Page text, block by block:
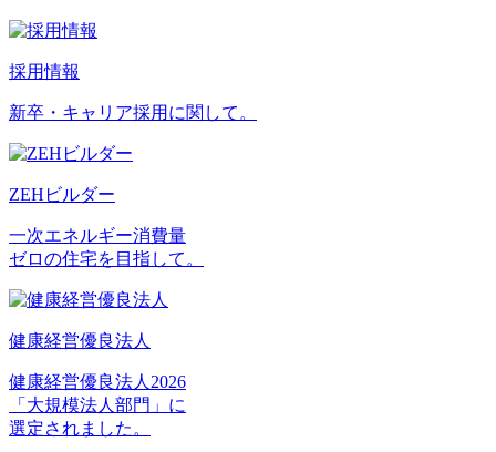
採用情報
新卒・キャリア採用に関して。
ZEHビルダー
一次エネルギー消費量
ゼロの住宅を目指して。
健康経営優良法人
健康経営優良法人2026
「大規模法人部門」に
選定されました。